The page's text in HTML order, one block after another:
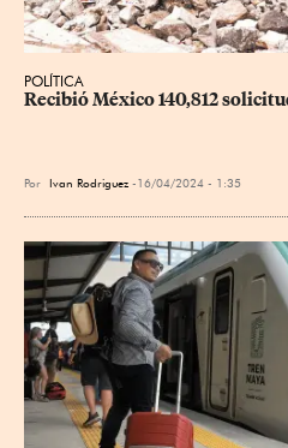
POLÍTICA
Recibió México 140,812
Por Ivan Rodriguez 16/04/2024 - 1:35